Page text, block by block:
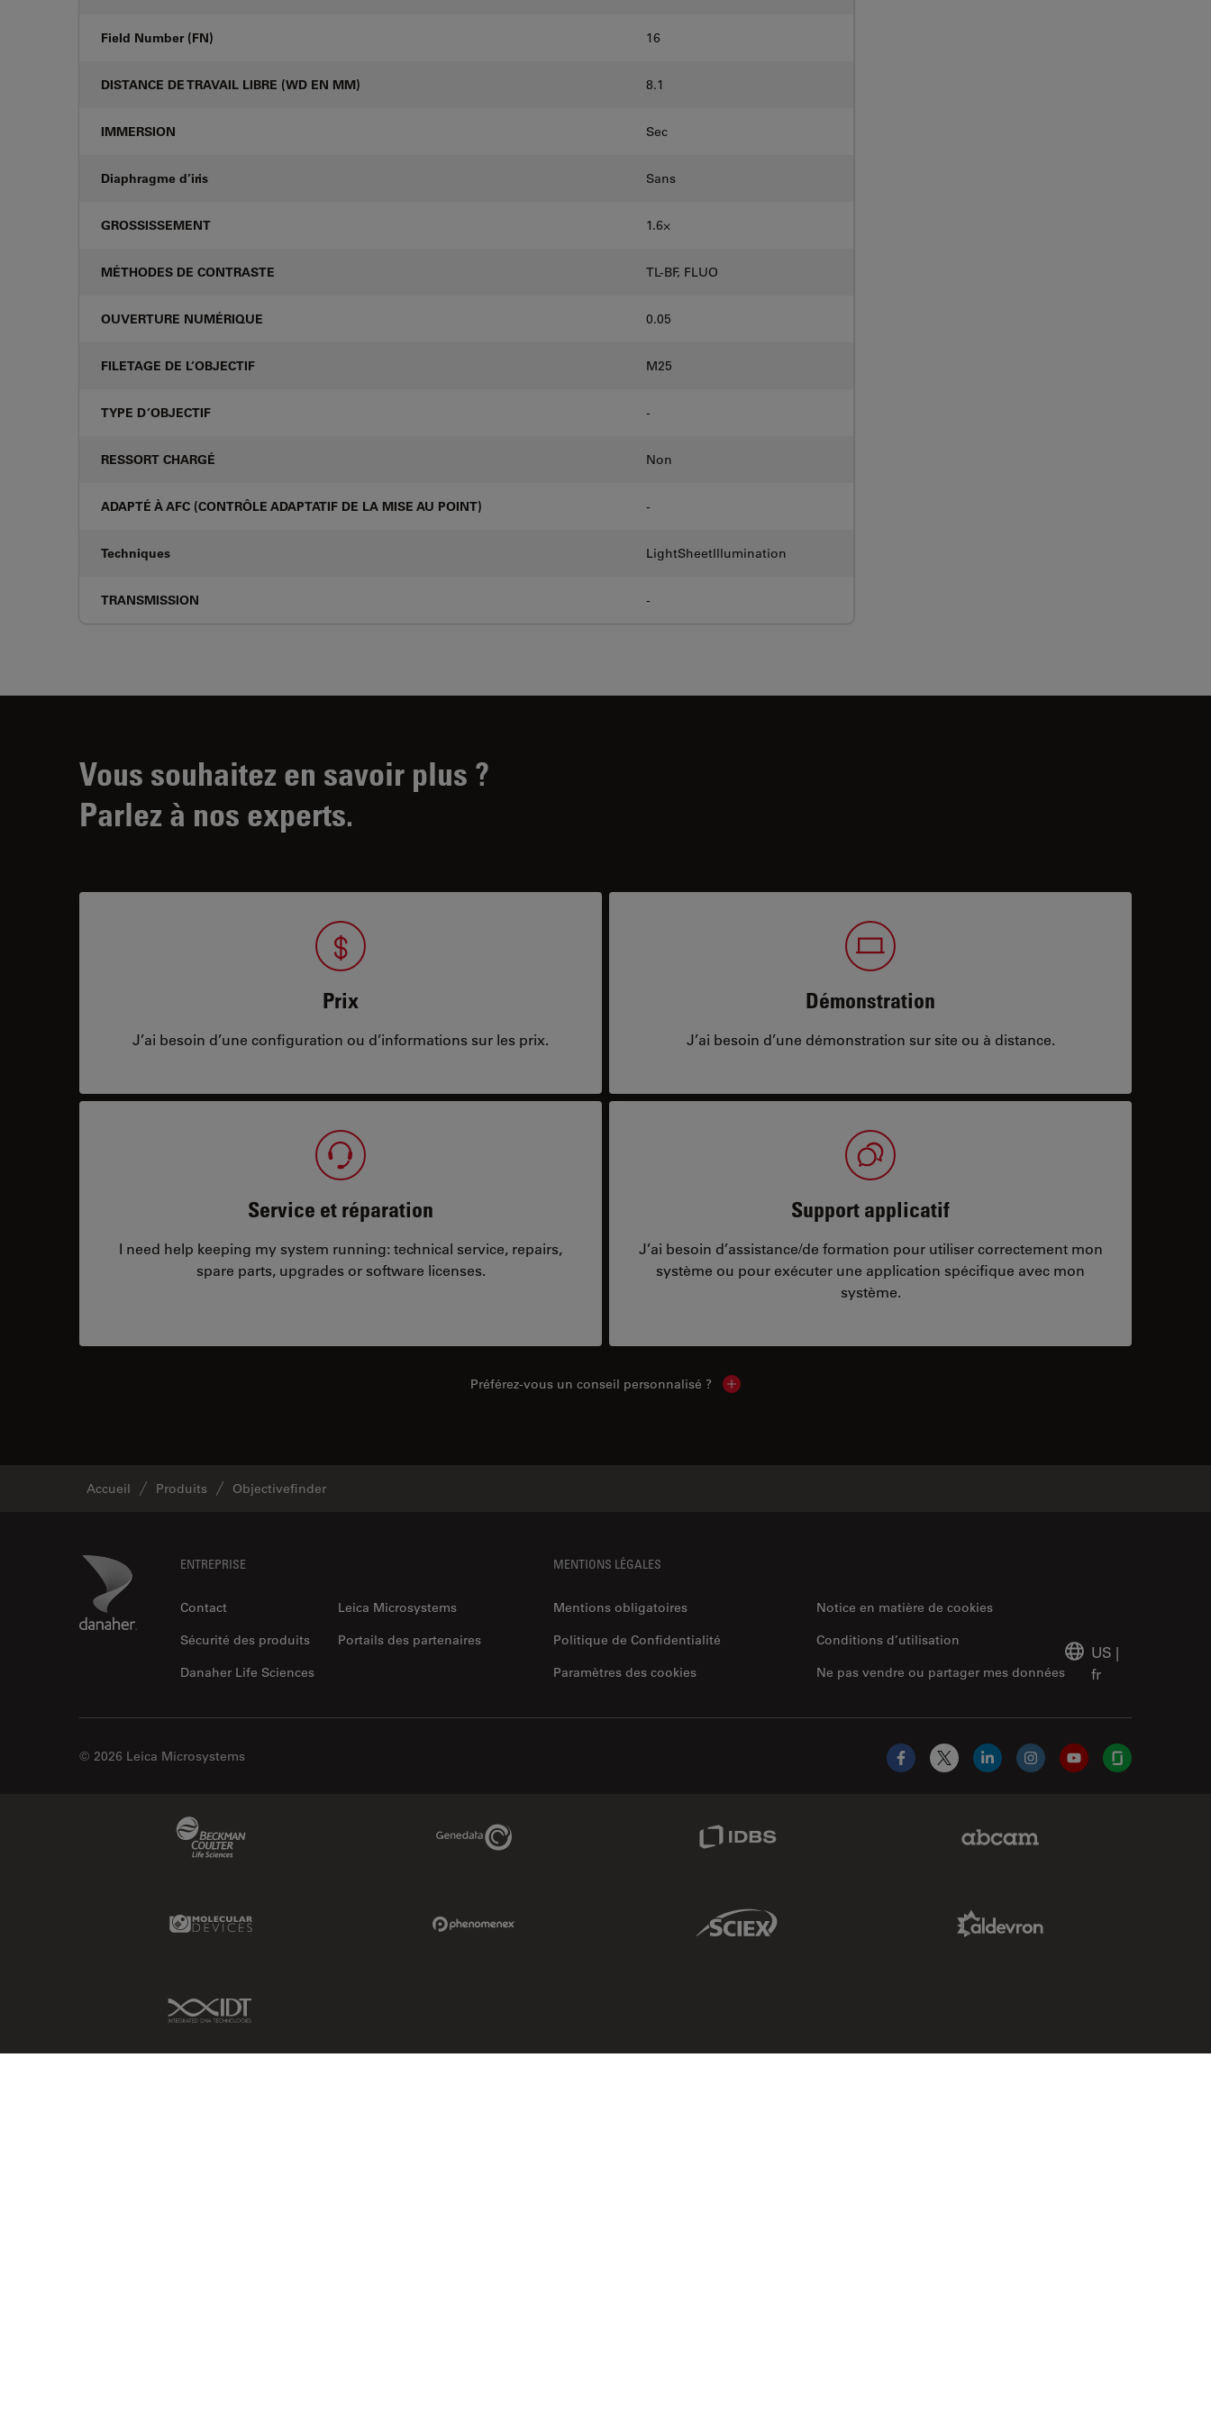
Field Number (FN) 16
DISTANCE DE TRAVAIL LIBRE (WD EN MM) 8.1
IMMERSION Sec
Diaphragme d’iris Sans
GROSSISSEMENT 1.6⨉
MÉTHODES DE CONTRASTE TL-BF, FLUO
OUVERTURE NUMÉRIQUE 0.05
FILETAGE DE L’OBJECTIF M25
TYPE D’OBJECTIF -
RESSORT CHARGÉ Non
ADAPTÉ À AFC (CONTRÔLE ADAPTATIF DE LA MISE AU POINT) -
Techniques LightSheetIllumination
TRANSMISSION -
Vous souhaitez en savoir plus ?
Parlez à nos experts.
Prix
J’ai besoin d’une configuration ou d’informations sur les prix.
Démonstration
J’ai besoin d’une démonstration sur site ou à distance.
Service et réparation
I need help keeping my system running: technical service, repairs,
spare parts, upgrades or software licenses.
Support applicatif
J’ai besoin d’assistance/de formation pour utiliser correctement mon
système ou pour exécuter une application spécifique avec mon
système.
Préférez-vous un conseil personnalisé ? Show local contacts
Accueil Produits Objectivefinder
Danaher Logo ENTREPRISE
Contact
Leica Microsystems
Sécurité des produits
Portails des partenaires
Danaher Life Sciences
MENTIONS LÉGALES
Mentions obligatoires
Notice en matière de cookies
Politique de Confidentialité
Ne pas vendre ou partager mes données
Conditions d’utilisation
Paramètres des cookies
US |
fr
© 2026 Leica Microsystems
Facebook
X LinkedInInstagramYouTubeGlassdoor
Genedata Link
Molecular Devices Link Sciex Link
IDT Link